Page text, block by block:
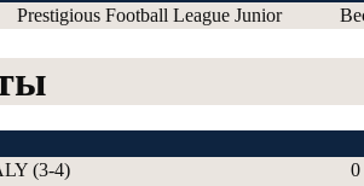
Prestigious Football League Junior
(3-4)
0